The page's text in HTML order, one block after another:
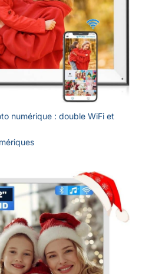
numérique : double WiFi et